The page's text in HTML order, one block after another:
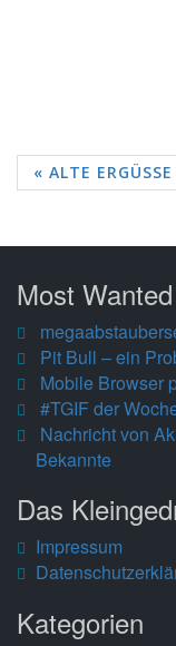
« ALTE ERGÜSSE
Most Wanted
Pit Bull – ein
Mobile Browser
#TGIF der
Nachricht von
Bekannte
Das
Impressum
Kategorien